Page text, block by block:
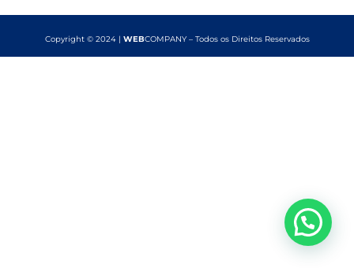
Copyright © 2024 | WEBCOMPANY – Todos os Direitos Reservados